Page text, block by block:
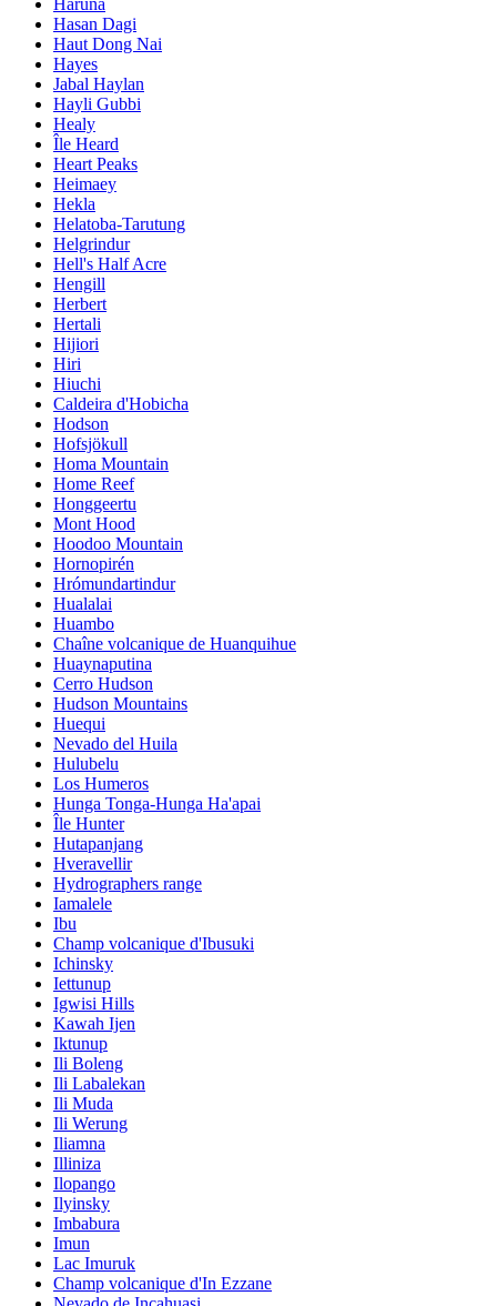
Hasan Dagi
Haut Dong Nai
Hayes
Jabal Haylan
Hayli Gubbi
Healy
Île Heard
Heart Peaks
Heimaey
Hekla
Helatoba-Tarutung
Helgrindur
Hell's Half Acre
Hengill
Herbert
Hertali
Hijiori
Hiri
Hiuchi
Caldeira d'Hobicha
Hodson
Hofsjökull
Homa Mountain
Home Reef
Honggeertu
Mont Hood
Hoodoo Mountain
Hornopirén
Hrómundartindur
Hualalai
Huambo
Chaîne volcanique de Huanquihue
Huaynaputina
Cerro Hudson
Hudson Mountains
Huequi
Nevado del Huila
Hulubelu
Los Humeros
Hunga Tonga-Hunga Ha'apai
Île Hunter
Hutapanjang
Hveravellir
Hydrographers range
Iamalele
Ibu
Champ volcanique d'Ibusuki
Ichinsky
Iettunup
Igwisi Hills
Kawah Ijen
Iktunup
Ili Boleng
Ili Labalekan
Ili Muda
Ili Werung
Iliamna
Illiniza
Ilopango
Ilyinsky
Imbabura
Imun
Lac Imuruk
Champ volcanique d'In Ezzane